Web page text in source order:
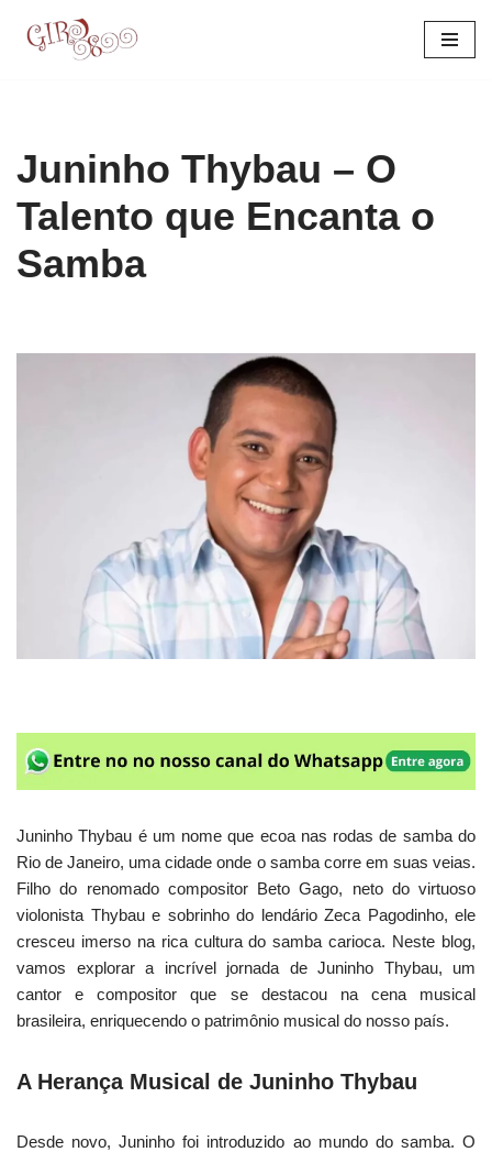
Juninho Thybau – O
Talento que Encanta o
Samba
Juninho Thybau é um nome que ecoa nas rodas de samba do
Rio de Janeiro, uma cidade onde o samba corre em suas veias.
Filho do renomado compositor Beto Gago, neto do virtuoso
violonista Thybau e sobrinho do lendário Zeca Pagodinho, ele
cresceu imerso na rica cultura do samba carioca. Neste blog,
vamos explorar a incrível jornada de Juninho Thybau, um
cantor e compositor que se destacou na cena musical
brasileira, enriquecendo o patrimônio musical do nosso país.
A Herança Musical de Juninho Thybau
Desde novo, Juninho foi introduzido ao mundo do samba. O